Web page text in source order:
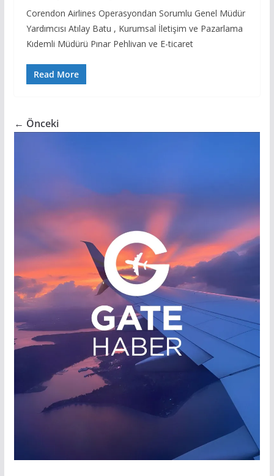
Corendon Airlines Operasyondan Sorumlu Genel Müdür
Yardımcısı Atılay Batu , Kurumsal İletişim ve Pazarlama
Kıdemli Müdürü Pınar Pehlivan ve E-ticaret
Read More
← Önceki